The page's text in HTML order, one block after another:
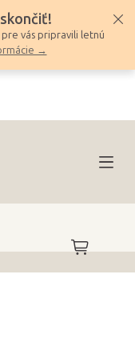
vás pripravili letnú
→
NÁKUPNÝ
KOŠÍK